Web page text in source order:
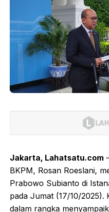
Jakarta, Lahatsatu.com
BKPM, Rosan Roeslani,
Prabowo Subianto di
pada Jumat (17/10/2025).
dalam rangka